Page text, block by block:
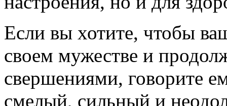
Если вы хотите, чтобы
своем мужестве и
свершениями, говорите
смелый, сильный и